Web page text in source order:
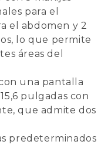
para el
el abdomen y 2
lo que permite
áreas del
una pantalla
pulgadas con
que admite dos
predeterminados